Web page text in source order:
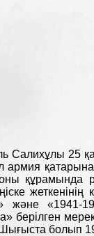
Салихұлы 25
армия
құрамында
және «1941-
берілген
болып